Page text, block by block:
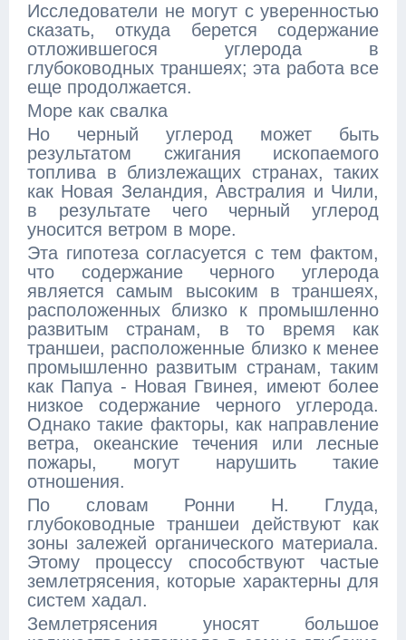
Исследователи не могут с уверенностью
сказать, откуда берется содержание
отложившегося углерода в
глубоководных траншеях; эта работа все
еще продолжается.
Море как свалка
Но черный углерод может быть
результатом сжигания ископаемого
топлива в близлежащих странах, таких
как Новая Зеландия, Австралия и Чили,
в результате чего черный углерод
уносится ветром в море.
Эта гипотеза согласуется с тем фактом,
что содержание черного углерода
является самым высоким в траншеях,
расположенных близко к промышленно
развитым странам, в то время как
траншеи, расположенные близко к менее
промышленно развитым странам, таким
как Папуа - Новая Гвинея, имеют более
низкое содержание черного углерода.
Однако такие факторы, как направление
ветра, океанские течения или лесные
пожары, могут нарушить такие
отношения.
По словам Ронни Н. Глуда,
глубоководные траншеи действуют как
зоны залежей органического материала.
Этому процессу способствуют частые
землетрясения, которые характерны для
систем хадал.
Землетрясения уносят большое